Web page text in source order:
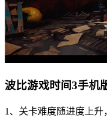
波比游戏时间3手机
1、关卡难度随进度上升